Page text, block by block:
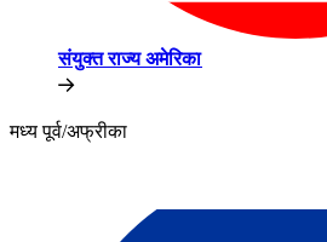
संयुक्त राज्य अमेरिका​​
मध्य पूर्व/अफ्रीका​​